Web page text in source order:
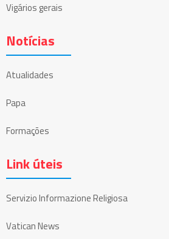
Vigários gerais
Notícias
Atualidades
Papa
Formações
Link úteis
Servizio Informazione Religiosa
Vatican News